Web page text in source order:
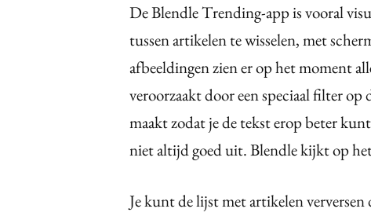
De Blendle Trending-app is vooral
tussen artikelen te wisselen, met
afbeeldingen zien er op het moment
veroorzaakt door een speciaal filter op
maakt zodat je de tekst erop beter
niet altijd goed uit. Blendle kijkt op
Je kunt de lijst met artikelen